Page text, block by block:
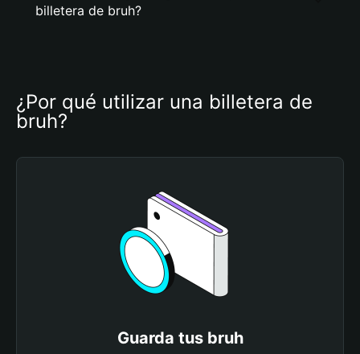
billetera de bruh?
¿Por qué utilizar una billetera de
bruh?
Guarda tus bruh